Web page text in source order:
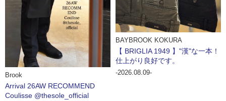
Brook
Arrival 26AW RECOMMEND
Coulisse @thesole_official
BAYBROOK KOKURA
【 BRIGLIA 1949 】"漢"な一本！
仕上がり良好です。
-2026.08.09-